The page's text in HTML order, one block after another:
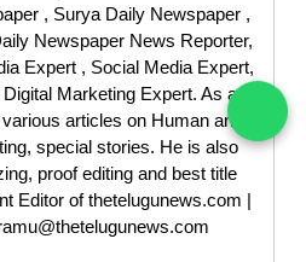
, Surya Daily Newspaper ,
Newspaper News Reporter,
Expert , Social Media Expert,
Marketing Expert. As a
articles on Human angle,
special stories. He is also
proof editing and best title
Editor of thetelugunews.com |